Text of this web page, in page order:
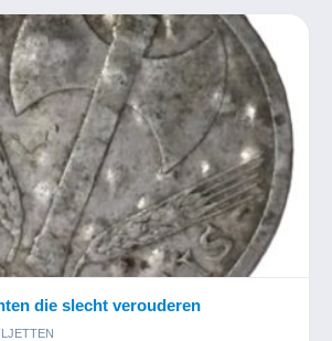
die slecht verouderen